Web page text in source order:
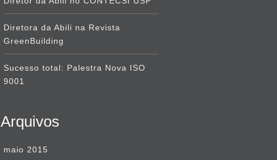
Diretora da Abili na Revista
GreenBuilding
Sucesso total: Palestra Nova ISO
9001
Arquivos
maio 2015